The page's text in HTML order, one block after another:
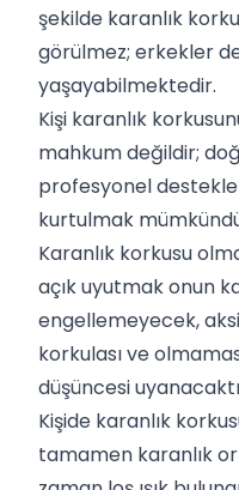
şekilde karanlık
görülmez; erkekler
yaşayabilmektedir.
Kişi karanlık
mahkum değildir;
profesyonel
kurtulmak
Karanlık korkusu
açık uyutmak onun
engellemeyecek,
korkulası ve
düşüncesi
Kişide karanlık
tamamen karanlık